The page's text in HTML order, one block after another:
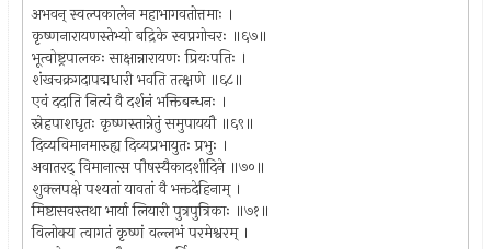
अभवन् स्वल्पकालेन महाभागवतोत्तमाः ।
कृष्णनारायणस्तेभ्यो बद्रिके स्वप्नगोचरः ॥६७॥
भूत्वोष्ट्रपालकः साक्षान्नारायणः प्रियःपतिः ।
शंखचक्रगदापद्मधारी भवति तत्क्षणे ॥६८॥
एवं ददाति नित्यं वै दर्शनं भक्तिबन्धनः ।
स्नेहपाशधृतः कृष्णस्तान्नेतुं समुपाययौ ॥६९॥
दिव्यविमानमारुह्य दिव्यप्रभायुतः प्रभुः ।
अवातरद् विमानात्स पौषस्यैकादशीदिने ॥७०॥
शुक्लपक्षे पश्यतां यावतां वै भक्तदेहिनाम् ।
मिष्टासवस्तथा भार्या लियारी पुत्रपुत्रिकाः ॥७१॥
विलोक्य त्वागतं कृष्णं वल्लभं परमेश्वरम् ।